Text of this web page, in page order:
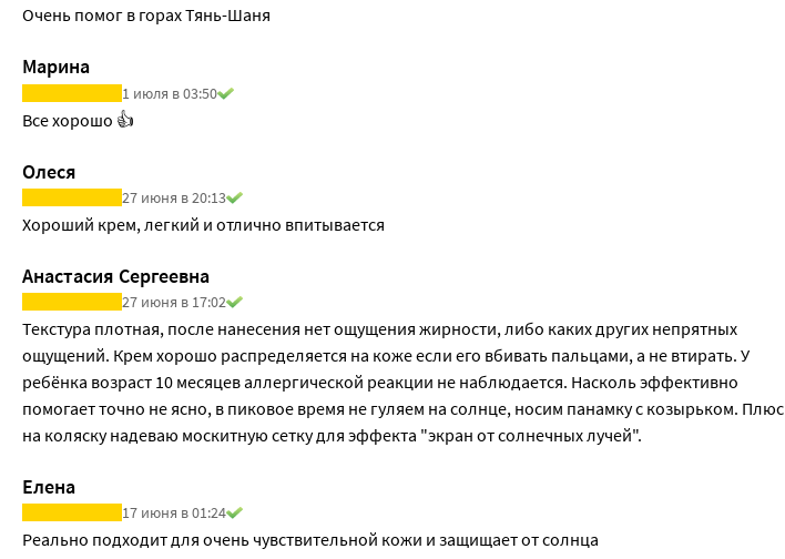
Очень помог в горах Тянь-Шаня
Марина
1 июля в 03:50
Все хорошо 👍
Олеся
27 июня в 20:13
Хороший крем, легкий и отлично впитывается
Анастасия Сергеевна
27 июня в 17:02
Текстура плотная, после нанесения нет ощущения жирности, либо каких других непрятных
ощущений. Крем хорошо распределяется на коже если его вбивать пальцами, а не втирать. У
ребёнка возраст 10 месяцев аллергической реакции не наблюдается. Насколь эффективно
помогает точно не ясно, в пиковое время не гуляем на солнце, носим панамку с козырьком. Плюс
на коляску надеваю москитную сетку для эффекта "экран от солнечных лучей".
Елена
17 июня в 01:24
Реально подходит для очень чувствительной кожи и защищает от солнца